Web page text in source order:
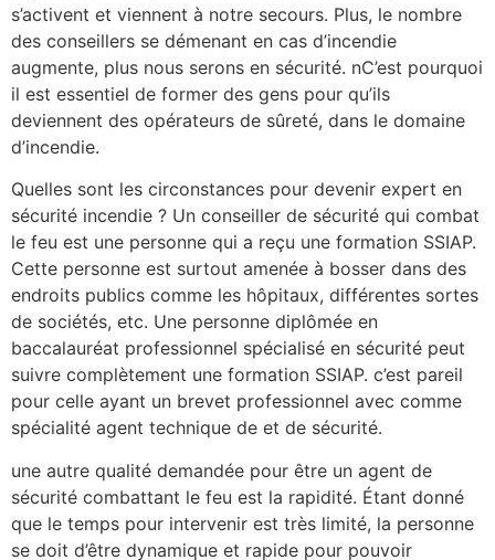
s’activent et viennent à notre secours. Plus, le nombre
des conseillers se démenant en cas d’incendie
augmente, plus nous serons en sécurité. nC’est pourquoi
il est essentiel de former des gens pour qu’ils
deviennent des opérateurs de sûreté, dans le domaine
d’incendie.
Quelles sont les circonstances pour devenir expert en
sécurité incendie ? Un conseiller de sécurité qui combat
le feu est une personne qui a reçu une formation SSIAP.
Cette personne est surtout amenée à bosser dans des
endroits publics comme les hôpitaux, différentes sortes
de sociétés, etc. Une personne diplômée en
baccalauréat professionnel spécialisé en sécurité peut
suivre complètement une formation SSIAP. c’est pareil
pour celle ayant un brevet professionnel avec comme
spécialité agent technique de et de sécurité.
une autre qualité demandée pour être un agent de
sécurité combattant le feu est la rapidité. Étant donné
que le temps pour intervenir est très limité, la personne
se doit d’être dynamique et rapide pour pouvoir